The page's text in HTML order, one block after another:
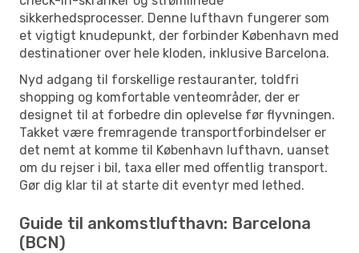
sikkerhedsprocesser. Denne lufthavn fungerer som
et vigtigt knudepunkt, der forbinder København med
destinationer over hele kloden, inklusive Barcelona.
Nyd adgang til forskellige restauranter, toldfri
shopping og komfortable venteområder, der er
designet til at forbedre din oplevelse før flyvningen.
Takket være fremragende transportforbindelser er
det nemt at komme til København lufthavn, uanset
om du rejser i bil, taxa eller med offentlig transport.
Gør dig klar til at starte dit eventyr med lethed.
Guide til ankomstlufthavn: Barcelona
(BCN)